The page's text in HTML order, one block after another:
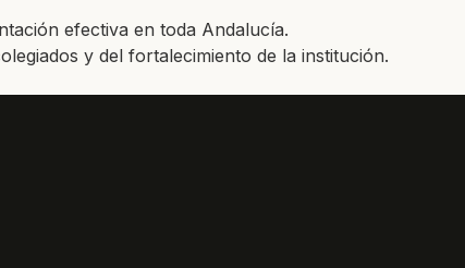
efectiva en toda Andalucía.
y del fortalecimiento de la institución.